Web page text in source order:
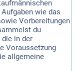
wie das
Vorbereitungen
du
die in der
Voraussetzung
allgemeine